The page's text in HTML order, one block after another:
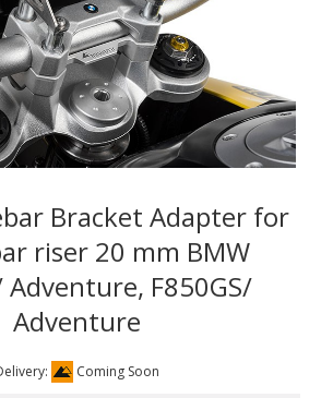
Bracket Adapter for
riser 20 mm BMW
Adventure, F850GS/
Adventure
Coming Soon